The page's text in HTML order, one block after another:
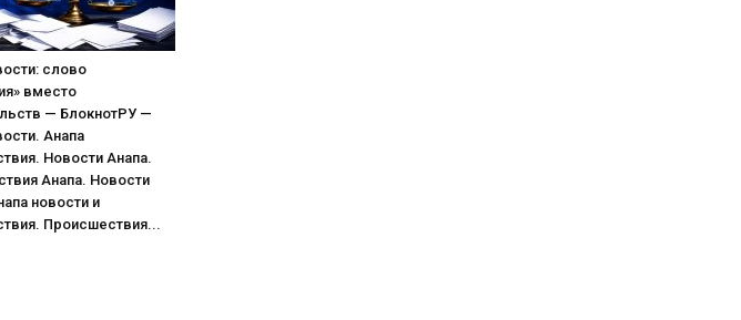
слово
вместо
— БлокнотРУ —
Анапа
Новости Анапа.
Анапа. Новости
новости и
Происшествия...